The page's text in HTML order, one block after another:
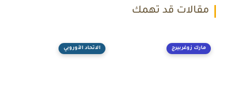
مقالات قد تهمك
مارك زوغربيرج الاتحاد الأوروبي